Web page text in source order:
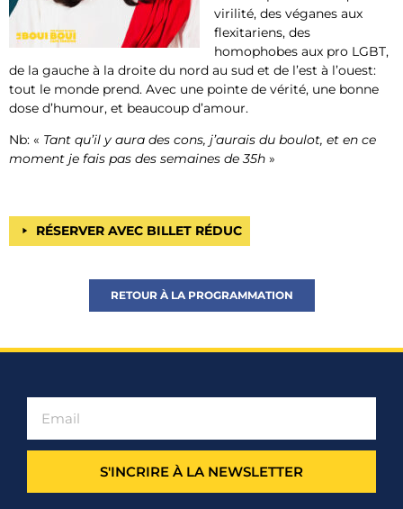
virilité, des véganes aux
flexitariens, des
homophobes aux pro LGBT,
de la gauche à la droite du nord au sud et de l’est à l’ouest:
tout le monde prend. Avec une pointe de vérité, une bonne
dose d’humour, et beaucoup d’amour.
Nb: « Tant qu’il y aura des cons, j’aurais du boulot, et en ce
moment je fais pas des semaines de 35h »
RÉSERVER AVEC BILLET RÉDUC
RETOUR À LA PROGRAMMATION
S'INCRIRE À LA NEWSLETTER